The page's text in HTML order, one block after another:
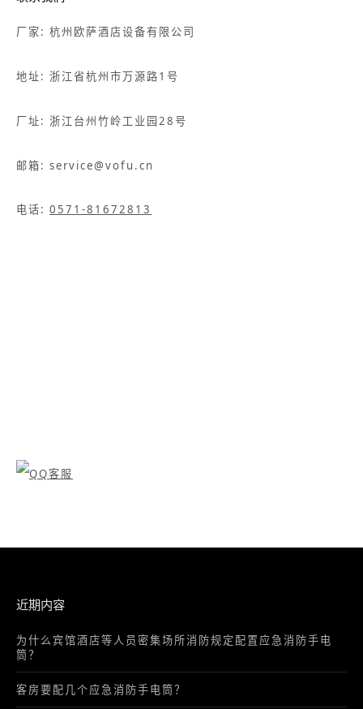
厂家: 杭州欧萨酒店设备有限公司
地址: 浙江省杭州市万源路1号
厂址: 浙江台州竹岭工业园28号
邮箱: service@vofu.cn
电话: 0571-81672813
近期内容
为什么宾馆酒店等人员密集场所消防规定配置应急消防手电
筒？
客房要配几个应急消防手电筒？